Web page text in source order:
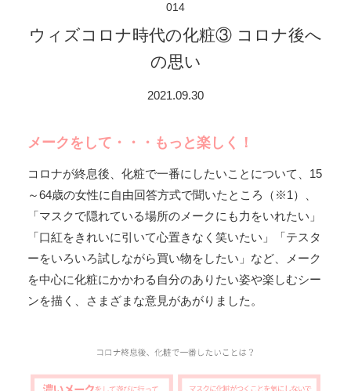
014
ウィズコロナ時代の化粧③ コロナ後へ
の思い
2021.09.30
メークをして・・・もっと楽しく！
コロナが終息後、化粧で一番にしたいことについて、15
～64歳の女性に自由回答方式で聞いたところ（※1）、
「マスクで隠れている場所のメークにも力をいれたい」
「口紅をきれいに引いて心置きなく笑いたい」「テスタ
ーをいろいろ試しながら買い物をしたい」など、メーク
を中心に化粧にかかわる自分のありたい姿や楽しむシー
ンを描く、さまざまな意見があがりました。